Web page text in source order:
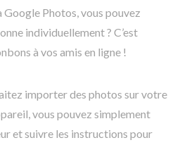
Photos, vous pouvez
individuellement ? C’est
à vos amis en ligne !
importer des photos sur votre
vous pouvez simplement
et suivre les instructions pour